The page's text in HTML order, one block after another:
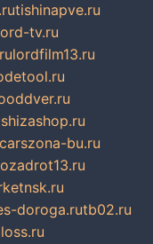
tishinapve.ru
tv.ru
lordfilm13.ru
carszona-bu.ru
doroga.rutb02.ru